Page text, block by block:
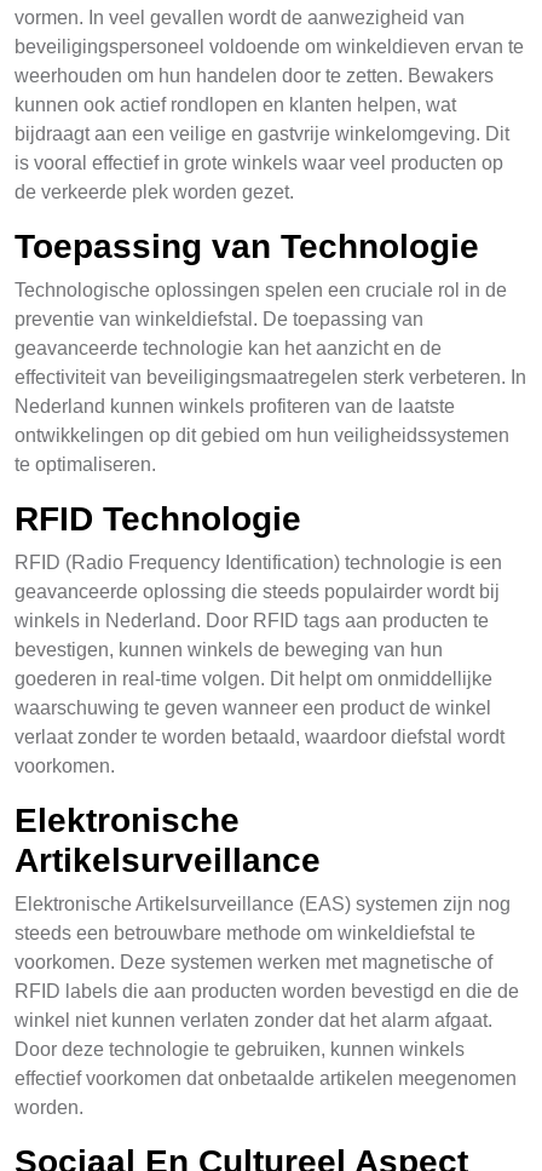
vormen. In veel gevallen wordt de aanwezigheid van
beveiligingspersoneel voldoende om winkeldieven ervan te
weerhouden om hun handelen door te zetten. Bewakers
kunnen ook actief rondlopen en klanten helpen, wat
bijdraagt aan een veilige en gastvrije winkelomgeving. Dit
is vooral effectief in grote winkels waar veel producten op
de verkeerde plek worden gezet.
Toepassing van Technologie
Technologische oplossingen spelen een cruciale rol in de
preventie van winkeldiefstal. De toepassing van
geavanceerde technologie kan het aanzicht en de
effectiviteit van beveiligingsmaatregelen sterk verbeteren. In
Nederland kunnen winkels profiteren van de laatste
ontwikkelingen op dit gebied om hun veiligheidssystemen
te optimaliseren.
RFID Technologie
RFID (Radio Frequency Identification) technologie is een
geavanceerde oplossing die steeds populairder wordt bij
winkels in Nederland. Door RFID tags aan producten te
bevestigen, kunnen winkels de beweging van hun
goederen in real-time volgen. Dit helpt om onmiddellijke
waarschuwing te geven wanneer een product de winkel
verlaat zonder te worden betaald, waardoor diefstal wordt
voorkomen.
Elektronische
Artikelsurveillance
Elektronische Artikelsurveillance (EAS) systemen zijn nog
steeds een betrouwbare methode om winkeldiefstal te
voorkomen. Deze systemen werken met magnetische of
RFID labels die aan producten worden bevestigd en die de
winkel niet kunnen verlaten zonder dat het alarm afgaat.
Door deze technologie te gebruiken, kunnen winkels
effectief voorkomen dat onbetaalde artikelen meegenomen
worden.
Sociaal En Cultureel Aspect